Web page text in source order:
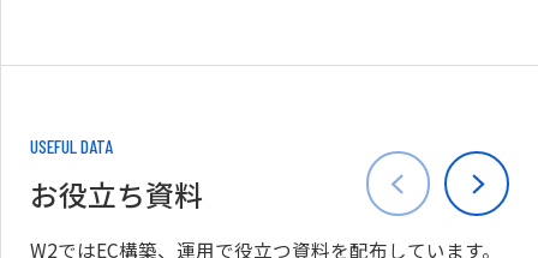
USEFUL DATA
お役立ち資料
W2ではEC構築、運用で役立つ資料を配布しています。